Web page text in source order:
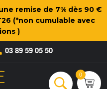
remise de 7% dès 90 €
(*non cumulable avec
)
03 89 59 05 50
0